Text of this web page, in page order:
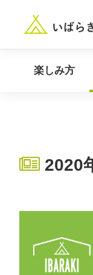
“いばらき”の
楽しみ方
2020